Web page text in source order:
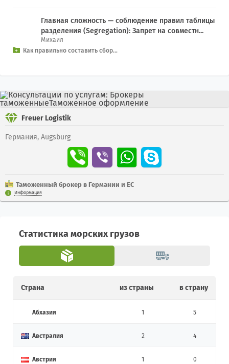
Главная сложность — соблюдение правил таблицы
разделения (Segregation): Запрет на совместн...
Михаил
Как правильно составить сбор...
Freuer Logistik
Германия, Augsburg
Таможенный брокер в Германии и ЕС
Информация
Статистика морских грузов
Страна из страны в страну
Абхазия 1 5
Австралия 2 4
Австрия 1 0